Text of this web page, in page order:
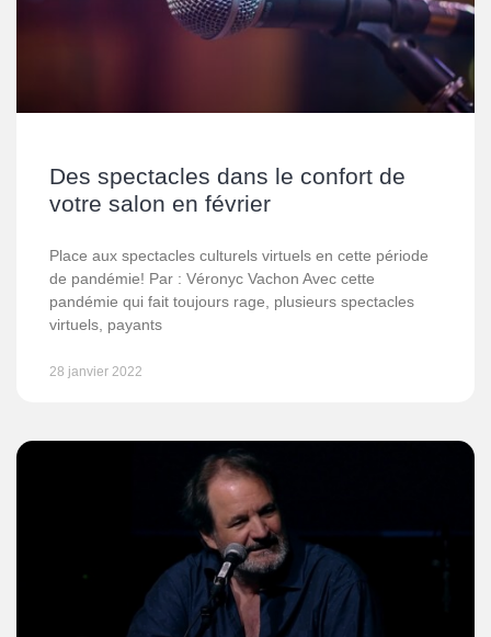
Des spectacles dans le confort de
votre salon en février
Place aux spectacles culturels virtuels en cette période
de pandémie! Par : Véronyc Vachon Avec cette
pandémie qui fait toujours rage, plusieurs spectacles
virtuels, payants
28 janvier 2022